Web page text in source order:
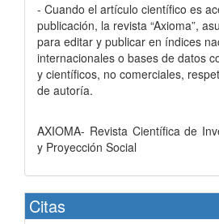
- Cuando el artículo científico es
publicación, la revista “Axioma”,
para editar y publicar en índices
internacionales o bases de datos
y científicos, no comerciales,
de autoría.
AXIOMA- Revista Científica de
y Proyección Social
Citas